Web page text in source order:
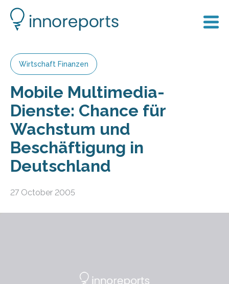
Wirtschaft Finanzen
Mobile Multimedia-
Dienste: Chance für
Wachstum und
Beschäftigung in
Deutschland
27 October 2005